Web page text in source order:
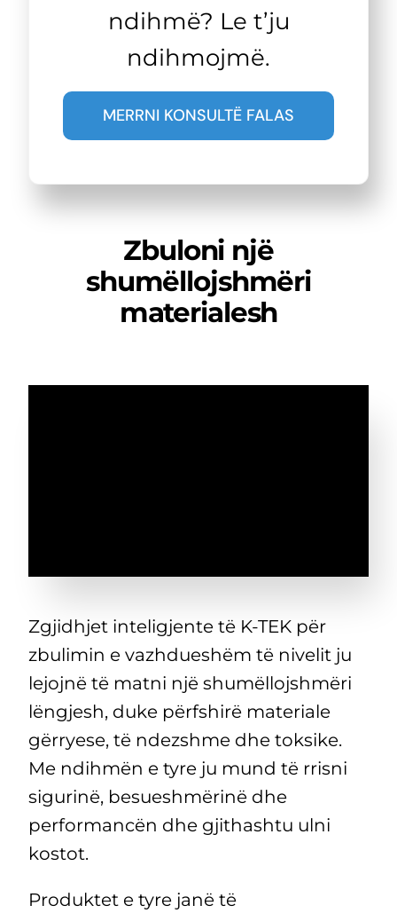
ndihmë? Le t’ju
ndihmojmë.
MERRNI KONSULTË FALAS
Zbuloni një
shumëllojshmëri
materialesh
Zgjidhjet inteligjente të K-TEK për
zbulimin e vazhdueshëm të nivelit ju
lejojnë të matni një shumëllojshmëri
lëngjesh, duke përfshirë materiale
gërryese, të ndezshme dhe toksike.
Me ndihmën e tyre ju mund të rrisni
sigurinë, besueshmërinë dhe
performancën dhe gjithashtu ulni
kostot.
Produktet e tyre janë të